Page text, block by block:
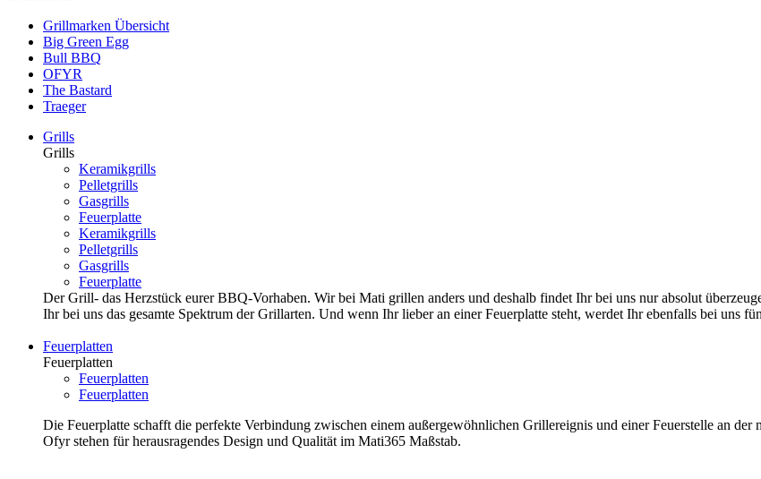
Grillmarken Übersicht
Big Green Egg
Bull BBQ
OFYR
The Bastard
Traeger
Grills
Grills
Keramikgrills
Pelletgrills
Gasgrills
Feuerplatte
Keramikgrills
Pelletgrills
Gasgrills
Feuerplatte
Der Grill- das Herzstück eurer BBQ-Vorhaben. Wir bei Mati grillen anders und deshalb findet Ihr bei uns nur absolut
Ihr bei uns das gesamte Spektrum der Grillarten. Und wenn Ihr lieber an einer Feuerplatte steht, werdet Ihr ebenfalls bei uns
Feuerplatten
Feuerplatten
Feuerplatten
Feuerplatten
Die Feuerplatte schafft die perfekte Verbindung zwischen einem außergewöhnlichen Grillereignis und einer Feuerstelle an der
Ofyr stehen für herausragendes Design und Qualität im Mati365 Maßstab.